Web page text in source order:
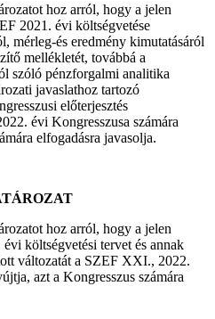
hoz arról, hogy a jelen
2021. évi költségvetése
mérleg-és eredmény kimutatásáról
mellékletét, továbbá a
szóló pénzforgalmi analitika
javaslathoz tartozó
előterjesztés
évi Kongresszusa számára
elfogadásra javasolja.
hoz arról, hogy a jelen
költségvetési tervet és annak
változatát a SZEF XXI., 2022.
azt a Kongresszus számára